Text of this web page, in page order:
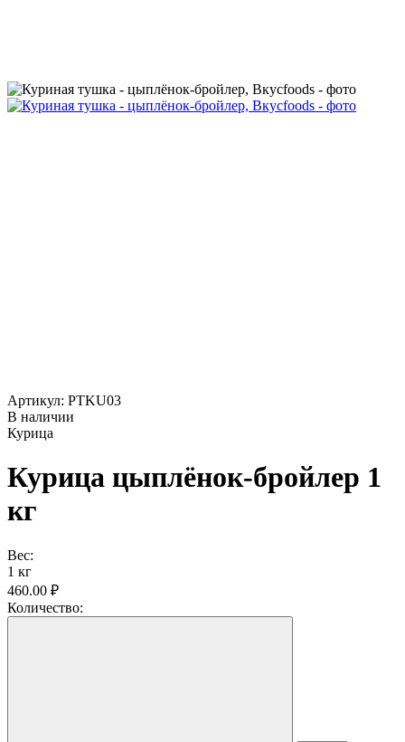
Артикул: PTKU03
В наличии
Курица
Курица цыплёнок-бройлер 1
кг
Вес:
1 кг
460.00 ₽
Количество: